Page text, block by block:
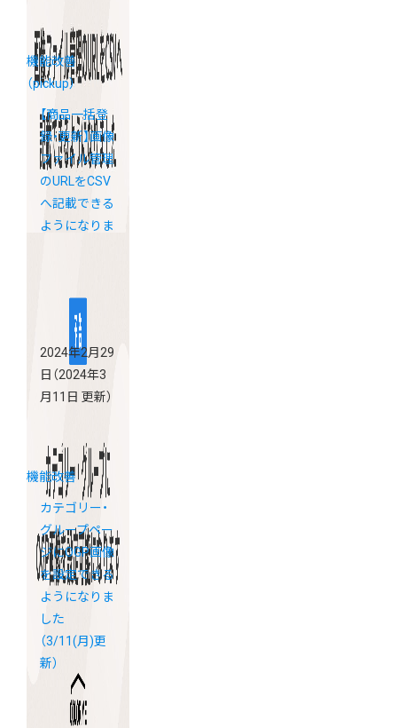
機能改善
（pickup）
【商品一括登
録・更新】画像
ファイル管理
のURLをCSV
へ記載できる
ようになりま
2024年2月29
日 （2024年3
月11日 更新）
機能改善
カテゴリー・
グループペー
ジにOGP画像
を設定できる
ようになりま
した
（3/11(月)更
新）